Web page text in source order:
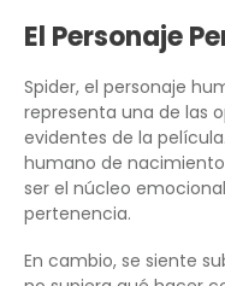
El Personaje
Spider, el personaje
representa una de las
evidentes de la
humano de
ser el núcleo
pertenencia.
En cambio, se siente